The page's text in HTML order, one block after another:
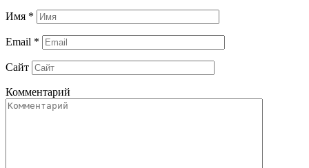
Имя *
Email *
Сайт
Комментарий